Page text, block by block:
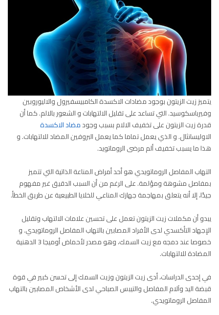
يتميز زيت الزيتون بوجود مضادات الاكسدة الكامبيسفيرول والاليوروبين
وفيرباسكوسيد. التي تساعد على تقليل الالتهابات و الشعور بالالم. كما أن
قدرة زيت الزيتون على تخفيف الالام بسبب وجودمضاد الاكسدة
الاوليسانثال. و الذي يعمل تماما كما يعمل البروفين المضاد للالتهابات. و
هذا ما يسبب تخفيف ألم مرضى الروماتويد.
التهاب المفاصل الروماتويدي هو أحد أمراض المناعة الذاتية التي تتميز
بمفاصل مشوهة ومؤلمة. على الرغم من أن السبب الدقيق غير مفهوم
جيدًا، إلا أنه يتعلق بمهاجمة جهازك المناعي للخلايا الطبيعية عن طريق الخطأ.
يبدو أن مكملات زيت الزيتون تعمل على تحسين علامات الالتهاب وتقليل
الإجهاد التأكسدي لدى الأفراد المصابين بالتهاب المفاصل الروماتويدي. و
خصوصا عند دمجه مع زيت السمك، وهو مصدر لأحماض أوميجا 3 الدهنية
المضادة للالتهابات.
في إحدى الدراسات، أدى زيت الزيتون وزيت السمك إلى تحسن كبير في قوة
قبضة اليد وآلام المفاصل والتيبس الصباحي لدى الأشخاص المصابين بالتهاب
المفاصل الروماتويدي.